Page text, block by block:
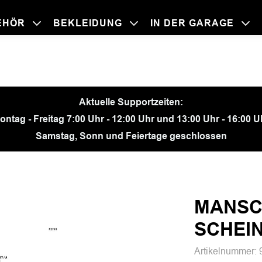
BEKLEIDUNG IN DER GARAGE
Aktuelle Supportzeiten:
- Freitag 7:00 Uhr - 12:00 Uhr und 13:00 Uhr - 16:00
Samstag, Sonn und Feiertage geschlossen
Artikelnummer: